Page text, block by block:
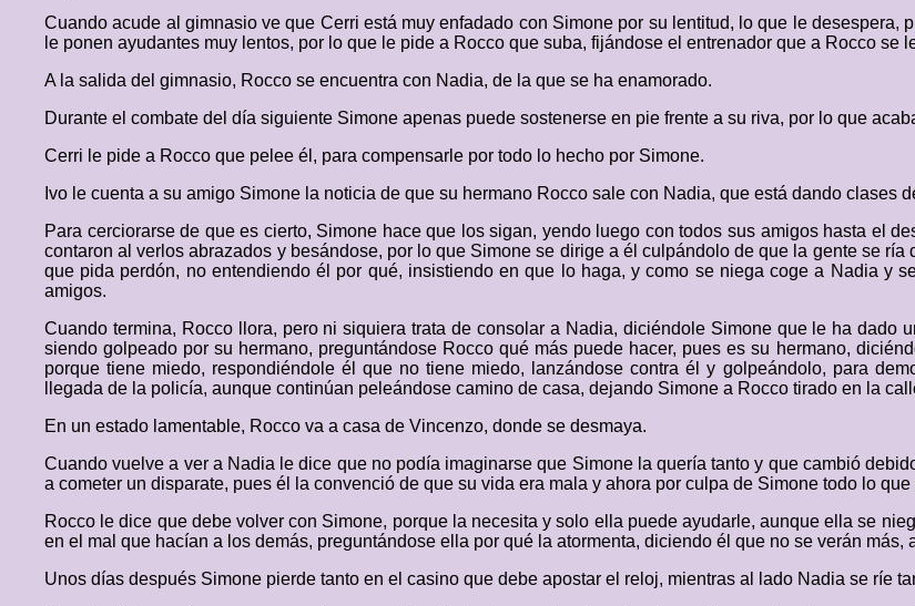
Cuando acude al gimnasio ve que Cerri está muy enfadado con Simone por su lentitud, lo que le
le ponen ayudantes muy lentos, por lo que le pide a Rocco que suba, fijándose el entrenador que a Rocco se
A la salida del gimnasio, Rocco se encuentra con Nadia, de la que se ha enamorado.
Durante el combate del día siguiente Simone apenas puede sostenerse en pie frente a su riva, por lo que
Cerri le pide a Rocco que pelee él, para compensarle por todo lo hecho por Simone.
Ivo le cuenta a su amigo Simone la noticia de que su hermano Rocco sale con Nadia, que está dando clases
Para cerciorarse de que es cierto, Simone hace que los sigan, yendo luego con todos sus amigos hasta el
contaron al verlos abrazados y besándose, por lo que Simone se dirige a él culpándolo de que la gente se
que pida perdón, no entendiendo él por qué, insistiendo en que lo haga, y como se niega coge a Nadia y
amigos.
Cuando termina, Rocco llora, pero ni siquiera trata de consolar a Nadia, diciéndole Simone que le ha dado
siendo golpeado por su hermano, preguntándose Rocco qué más puede hacer, pues es su hermano,
porque tiene miedo, respondiéndole él que no tiene miedo, lanzándose contra él y golpeándolo, para
llegada de la policía, aunque continúan peleándose camino de casa, dejando Simone a Rocco tirado en la
En un estado lamentable, Rocco va a casa de Vincenzo, donde se desmaya.
Cuando vuelve a ver a Nadia le dice que no podía imaginarse que Simone la quería tanto y que cambió
a cometer un disparate, pues él la convenció de que su vida era mala y ahora por culpa de Simone todo lo
Rocco le dice que debe volver con Simone, porque la necesita y solo ella puede ayudarle, aunque ella se
en el mal que hacían a los demás, preguntándose ella por qué la atormenta, diciendo él que no se verán
Unos días después Simone pierde tanto en el casino que debe apostar el reloj, mientras al lado Nadia se ríe